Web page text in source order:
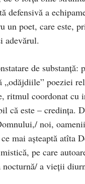
defensivă a
un poet, care este,
adevărul.
de substanţă:
„odăjdiile” poeziei
ritmul coordonat
că este – credinţa.
noi,
mai aşteaptă atîta
pe care
nocturnă/ a vieţii